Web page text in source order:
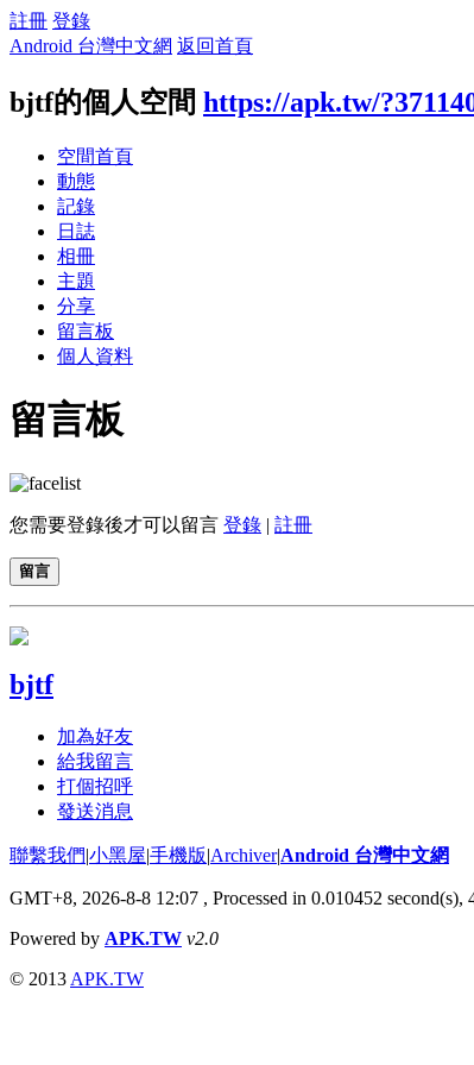
註冊 登錄
Android 台灣中文網 返回首頁
bjtf的個人空間 https://apk.tw/
空間首頁
動態
記錄
日誌
相冊
主題
分享
留言板
個人資料
留言板
您需要登錄後才可以留言 登錄 | 註冊
留言
bjtf
加為好友
給我留言
打個招呼
發送消息
聯繫我們|小黑屋|手機版|Archiver|Android 台灣中文網
GMT+8, 2026-8-8 12:07 , Processed in 0.010452
Powered by APK.TW v2.0
© 2013 APK.TW